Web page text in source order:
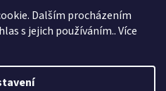
Dalším procházením
s jejich používáním.. Více